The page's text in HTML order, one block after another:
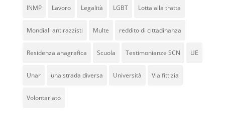
INMP Lavoro Legalità LGBT Lotta alla tratta
Mondiali antirazzisti Multe reddito di cittadinanza
Residenza anagrafica Scuola Testimonianze SCN UE
Unar una strada diversa Università Via fittizia
Volontariato